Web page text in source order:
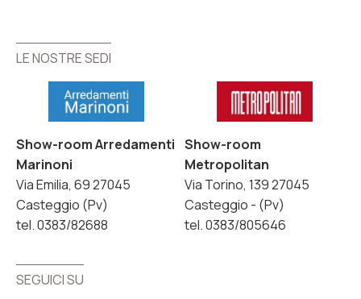
LE NOSTRE SEDI
Show-room Arredamenti
Marinoni
Via Emilia, 69 27045
Casteggio (Pv)
tel. 0383/82688
Show-room
Metropolitan
Via Torino, 139 27045
Casteggio - (Pv)
tel. 0383/805646
SEGUICI SU